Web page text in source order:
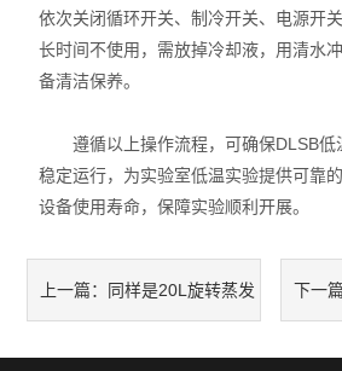
依次关闭循环开关、制冷开关、电源开
长时间不使用，需放掉冷却液，用清水
备清洁保养。
遵循以上操作流程，可确保DLSB低
稳定运行，为实验室低温实验提供可靠
设备使用寿命，保障实验顺利开展。
上一篇： 同样是20L旋转蒸发 下一